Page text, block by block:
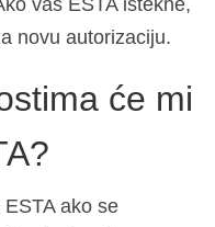
vaš ESTA istekne,
novu autorizaciju.
će mi
ako se